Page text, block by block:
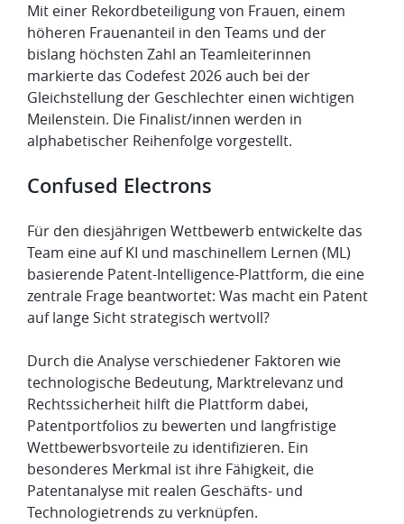
Mit einer Rekordbeteiligung von Frauen, einem
höheren Frauenanteil in den Teams und der
bislang höchsten Zahl an Teamleiterinnen
markierte das Codefest 2026 auch bei der
Gleichstellung der Geschlechter einen wichtigen
Meilenstein. Die Finalist/innen werden in
alphabetischer Reihenfolge vorgestellt.
Confused Electrons
Für den diesjährigen Wettbewerb entwickelte das
Team eine auf KI und maschinellem Lernen (ML)
basierende Patent-Intelligence-Plattform, die eine
zentrale Frage beantwortet: Was macht ein Patent
auf lange Sicht strategisch wertvoll?
Durch die Analyse verschiedener Faktoren wie
technologische Bedeutung, Marktrelevanz und
Rechtssicherheit hilft die Plattform dabei,
Patentportfolios zu bewerten und langfristige
Wettbewerbsvorteile zu identifizieren. Ein
besonderes Merkmal ist ihre Fähigkeit, die
Patentanalyse mit realen Geschäfts- und
Technologietrends zu verknüpfen.